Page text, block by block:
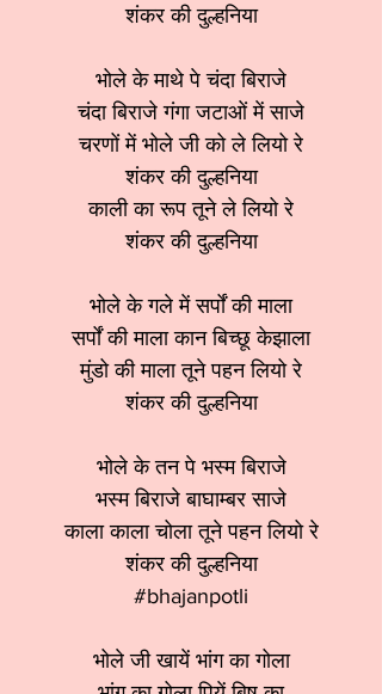
शंकर की दुल्हनिया
भोले के माथे पे चंदा बिराजे
चंदा बिराजे गंगा जटाओं में साजे
चरणों में भोले जी को ले लियो रे
शंकर की दुल्हनिया
काली का रूप तूने ले लियो रे
शंकर की दुल्हनिया
भोले के गले में सर्पों की माला
सर्पों की माला कान बिच्छू केझाला
मुंडो की माला तूने पहन लियो रे
शंकर की दुल्हनिया
भोले के तन पे भस्म बिराजे
भस्म बिराजे बाघाम्बर साजे
काला काला चोला तूने पहन लियो रे
शंकर की दुल्हनिया
#bhajanpotli
भोले जी खायें भांग का गोला